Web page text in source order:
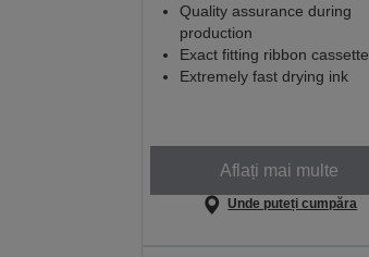
Quality assurance during
production
Exact fitting ribbon cassette
Extremely fast drying ink
Aflați mai multe
Unde puteți cumpăra